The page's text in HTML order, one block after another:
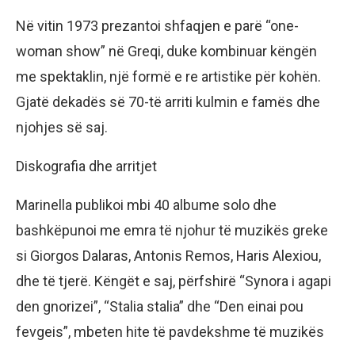
Në vitin 1973 prezantoi shfaqjen e parë “one-
woman show” në Greqi, duke kombinuar këngën
me spektaklin, një formë e re artistike për kohën.
Gjatë dekadës së 70-të arriti kulmin e famës dhe
njohjes së saj.
Diskografia dhe arritjet
Marinella publikoi mbi 40 albume solo dhe
bashkëpunoi me emra të njohur të muzikës greke
si Giorgos Dalaras, Antonis Remos, Haris Alexiou,
dhe të tjerë. Këngët e saj, përfshirë “Synora i agapi
den gnorizei”, “Stalia stalia” dhe “Den einai pou
fevgeis”, mbeten hite të pavdekshme të muzikës